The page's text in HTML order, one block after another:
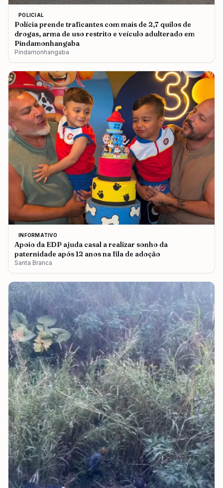
POLICIAL
Polícia prende traficantes com mais de 2,7 quilos de
drogas, arma de uso restrito e veículo adulterado em
Pindamonhangaba
Pindamonhangaba
INFORMATIVO
Apoio da EDP ajuda casal a realizar sonho da
paternidade após 12 anos na fila de adoção
Santa Branca